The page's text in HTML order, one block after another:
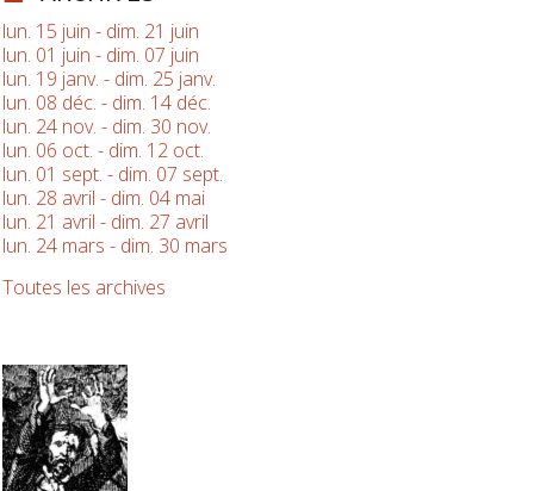
lun. 15 juin - dim. 21 juin
lun. 01 juin - dim. 07 juin
lun. 19 janv. - dim. 25 janv.
lun. 08 déc. - dim. 14 déc.
lun. 24 nov. - dim. 30 nov.
lun. 06 oct. - dim. 12 oct.
lun. 01 sept. - dim. 07 sept.
lun. 28 avril - dim. 04 mai
lun. 21 avril - dim. 27 avril
lun. 24 mars - dim. 30 mars
Toutes les archives